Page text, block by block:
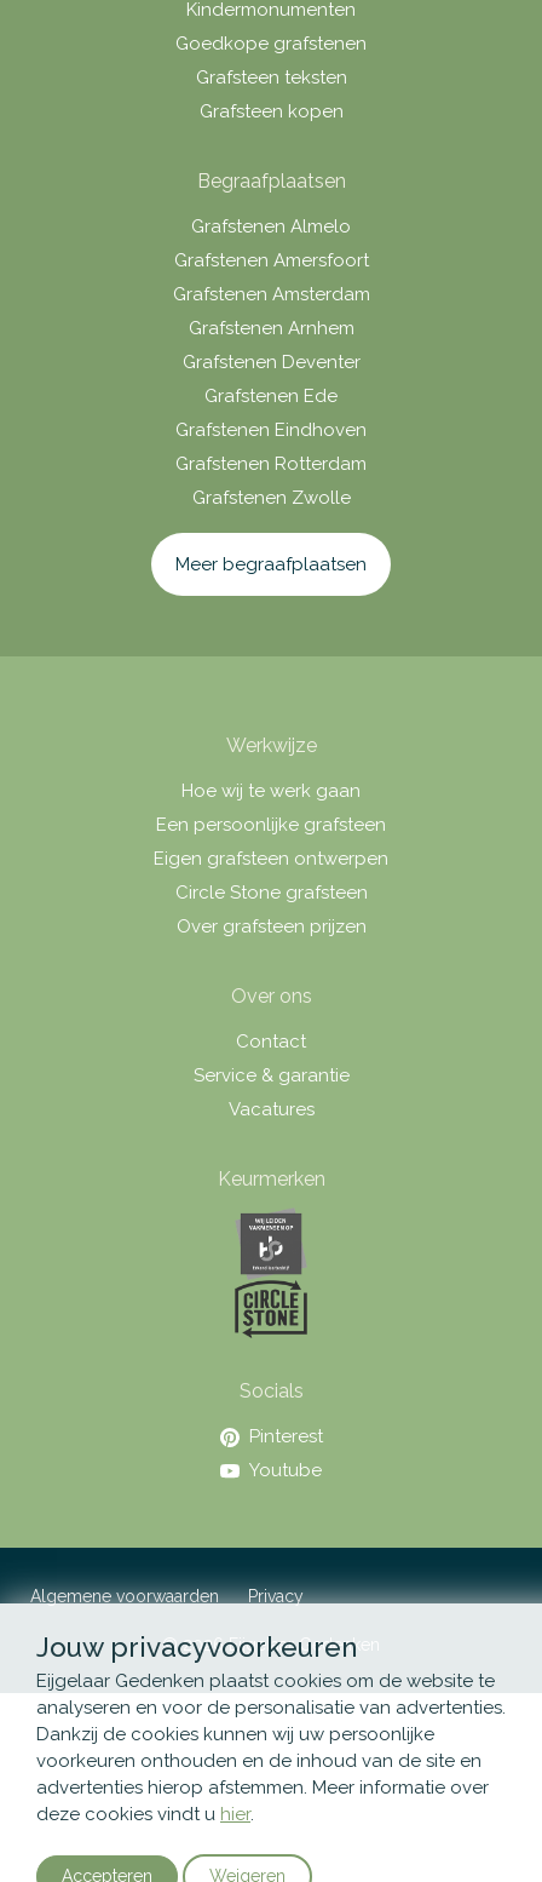
Kindermonumenten
Goedkope grafstenen
Grafsteen teksten
Grafsteen kopen
Begraafplaatsen
Grafstenen Almelo
Grafstenen Amersfoort
Grafstenen Amsterdam
Grafstenen Arnhem
Grafstenen Deventer
Grafstenen Ede
Grafstenen Eindhoven
Grafstenen Rotterdam
Grafstenen Zwolle
Meer begraafplaatsen
Werkwijze
Hoe wij te werk gaan
Een persoonlijke grafsteen
Eigen grafsteen ontwerpen
Circle Stone grafsteen
Over grafsteen prijzen
Over ons
Contact
Service & garantie
Vacatures
Keurmerken
Socials
Pinterest
Youtube
Algemene voorwaarden Privacy
© 2026 Eijgelaar Gedenken
Jouw privacyvoorkeuren
Eijgelaar Gedenken plaatst cookies om de website te
analyseren en voor de personalisatie van advertenties.
Dankzij de cookies kunnen wij uw persoonlijke
voorkeuren onthouden en de inhoud van de site en
advertenties hierop afstemmen. Meer informatie over
deze cookies vindt u hier.
Accepteren Weigeren